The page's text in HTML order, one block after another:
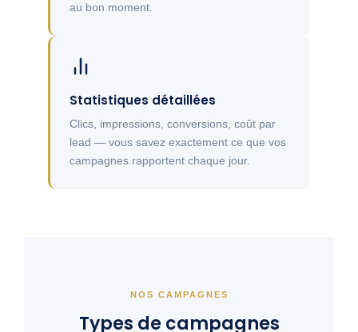
au bon moment.
Statistiques détaillées
Clics, impressions, conversions, coût par
lead — vous savez exactement ce que vos
campagnes rapportent chaque jour.
NOS CAMPAGNES
Types de campagnes